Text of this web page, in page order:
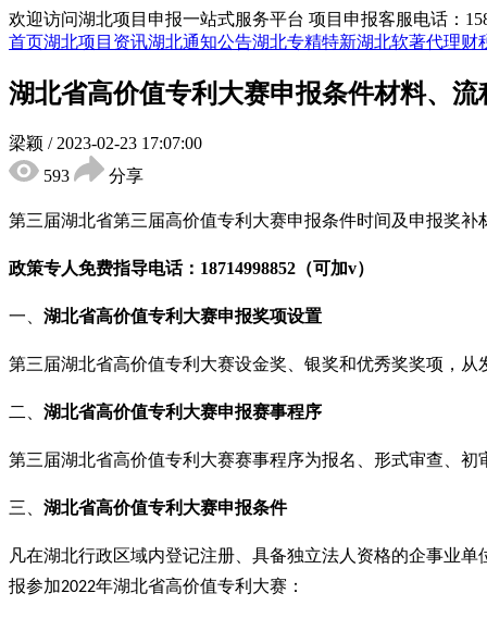
欢迎访问湖北项目申报一站式服务平台 项目申报客服电话：
首页湖北项目资讯湖北通知公告湖北专精特新湖北软著代理财
湖北省高价值专利大赛申报条件材料、流
梁颖 / 2023-02-23 17:07:00
593
分享
第三届湖北省第三届高价值专利大赛申报条件时间及申报奖补
政策专人免费指导电话： 18714998852（可加v）
一、 湖北省高价值专利大赛申报奖项设置
第三届湖北省高价值专利大赛设金奖、银奖和优秀奖奖项，
二、 湖北省高价值专利大赛申报赛事程序
第三届湖北省高价值专利大赛赛事程序为报名、形式审查、
三、 湖北省高价值专利大赛申报条件
凡在湖北行政区域内登记注册、具备独立法人资格的企事业
报参加2022年湖北省高价值专利大赛：